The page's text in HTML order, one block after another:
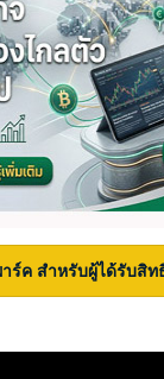
ร์ค สำหรับผู้ได้รับ